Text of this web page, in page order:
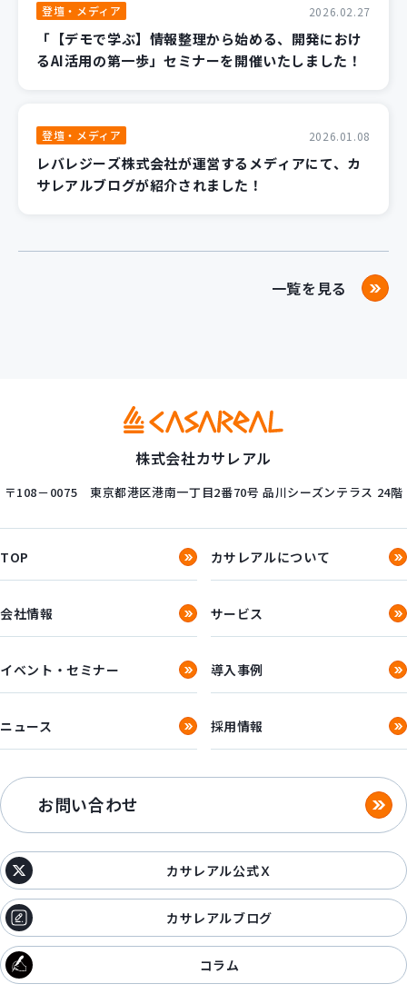
登壇・メディア 2026.02.27
「【デモで学ぶ】情報整理から始める、開発におけ
るAI活用の第一歩」セミナーを開催いたしました！
登壇・メディア 2026.01.08
レバレジーズ株式会社が運営するメディアにて、カ
サレアルブログが紹介されました！
一覧を見る
株式会社カサレアル
〒108－0075 東京都港区港南一丁目2番70号 品川シーズンテラス 24階
TOP カサレアルについて
会社情報 サービス
イベント・セミナー 導入事例
ニュース 採用情報
お問い合わせ
カサレアル公式Ｘ
カサレアルブログ
コラム